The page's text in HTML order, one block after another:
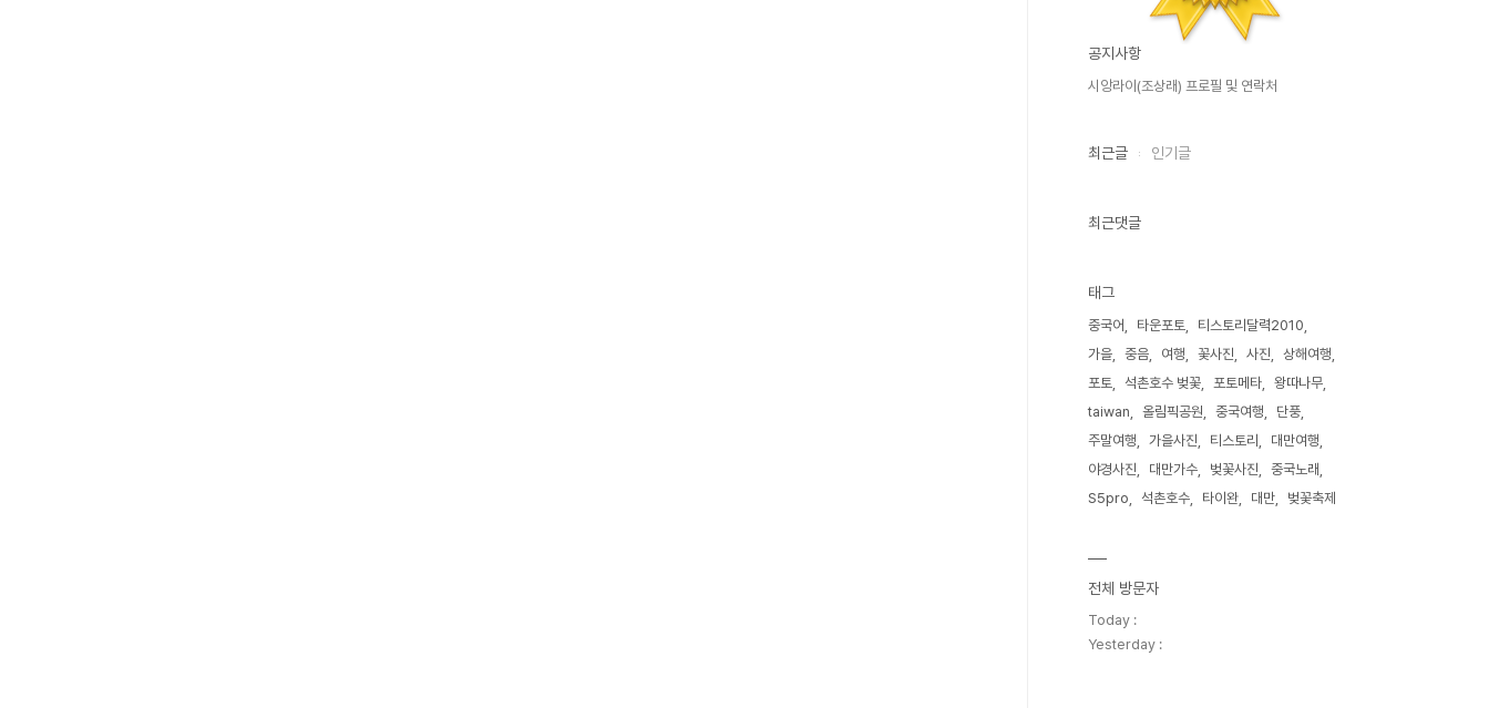
공지사항
시앙라이(조상래) 프로필 및 연락처
최근글 인기글
최근댓글
태그
중국어 타운포토
티스토리달력2010
가을
중음 여행 꽃사진 사진
상해여행
포토
석촌호수 벚꽃 포토메타
왕따나무
taiwan
올림픽공원 중국여행
단풍
주말여행
가을사진 티스토리
대만여행
야경사진
대만가수 벚꽃사진
중국노래
S5pro
석촌호수 타이완 대만 벚꽃축제
전체 방문자
Today :
Yesterday :